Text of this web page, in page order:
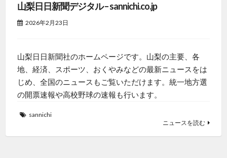
山梨日日新聞デジタル – sannichi.co.jp
2026年2月23日
山梨日日新聞社のホームページです。山梨の主要、各
地、経済、スポーツ、おくやみなどの最新ニュースをは
じめ、全国のニュースもご覧いただけます。統一地方選
の開票速報や高校野球の速報も行います。
sannichi
ニュースを読む